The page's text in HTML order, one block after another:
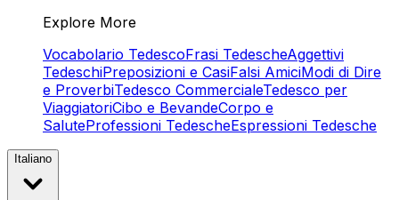
Explore More
Vocabolario TedescoFrasi TedescheAggettivi
TedeschiPreposizioni e CasiFalsi AmiciModi di Dire
e ProverbiTedesco CommercialeTedesco per
ViaggiatoriCibo e BevandeCorpo e
SaluteProfessioni TedescheEspressioni Tedesche
Italiano